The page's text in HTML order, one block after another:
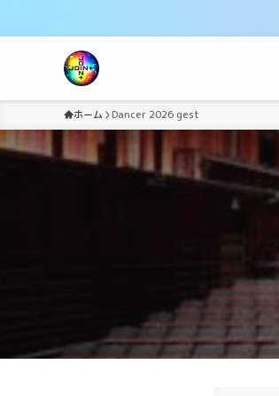
ホーム Dancer 2026 gest